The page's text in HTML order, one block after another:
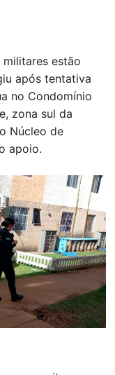
militares estão
após tentativa
no Condomínio
zona sul da
Núcleo de
apoio.